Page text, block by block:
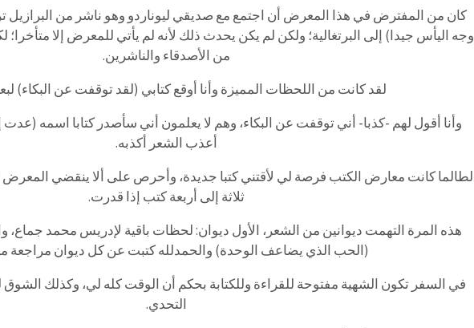
كان من المفترض في هذا المعرض أن اجتمع مع صديقي ليوناردو وهو ناشر من
وجه اليأس جيدا) إلى البرتغالية؛ ولكن لم يكن يحدث ذلك لأنه لم يأتي للمعرض إلا متأخرا؛
من الأصدقاء والناشرين.
لقد كانت من اللحظات المميزة وأنا أوقع كتابي (لقد توقفت عن البكاء)
وأنا أقول لهم -كذبا- أني توقفت عن البكاء، وهم لا يعلمون أني سأصدر كتابا اسمه (عدت
أعذب الشعر أكذبه.
لطالما كانت معارض الكتب فرصة لي لأقتني كتبا جديدة، وأحرص على ألا ينقضي المعرض
ثلاثة إلى أربعة كتب إذا قدرت.
هذه المرة التهمت ديوانين من الشعر، الأول ديوان: لحظات باقية لإدريس محمد جماع،
(الحب الذي يضاعف الوحدة) والحمدلله كتبت عن كل ديوان مراجعة
في السفر تكون الشهية مفتوحة للقراءة وللكتابة بحكم أن الوقت كله لي، وكذلك الشوق
التحدي.